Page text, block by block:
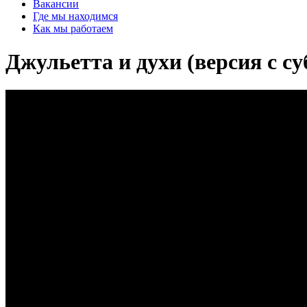
Вакансии
Где мы находимся
Как мы работаем
Джульетта и духи (версия с